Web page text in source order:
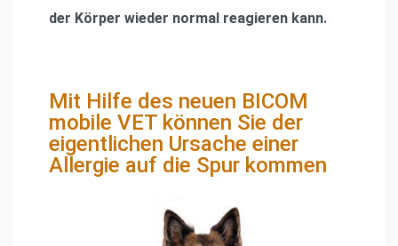
der Körper wieder normal reagieren kann.
Mit Hilfe des neuen BICOM
mobile VET können Sie der
eigentlichen Ursache einer
Allergie auf die Spur kommen